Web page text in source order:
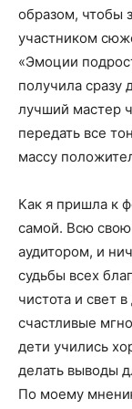
образом, чтобы
участником
«Эмоции
получила сразу
лучший мастер
передать все
массу
Как я пришла к
самой. Всю свою
аудитором, и
судьбы всех
чистота и свет
счастливые
дети учились
делать выводы
По моему